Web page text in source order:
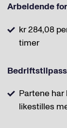
Arbeidende
kr 284,08
timer
Partene
likestilles